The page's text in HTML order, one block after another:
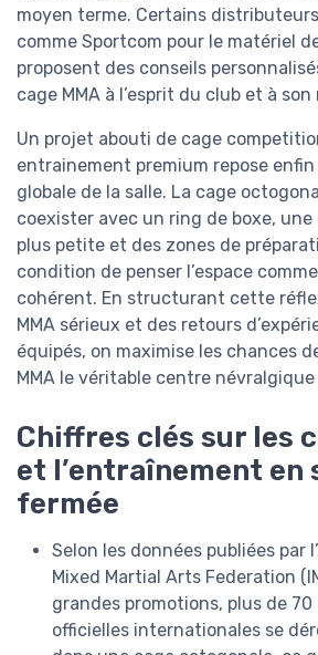
moyen terme. Certains
comme Sportcom pour le matériel
proposent des conseils
cage MMA à l’esprit du club et à
Un projet abouti de cage
entrainement premium repose
globale de la salle. La cage
coexister avec un ring de boxe,
plus petite et des zones de
condition de penser l’espace
cohérent. En structurant cette
MMA sérieux et des retours
équipés, on maximise les chances
MMA le véritable centre
Chiffres clés sur les
et l’entraînement
fermée
Selon les données publiées par
Mixed Martial Arts Federation
grandes promotions, plus de
officielles internationales se